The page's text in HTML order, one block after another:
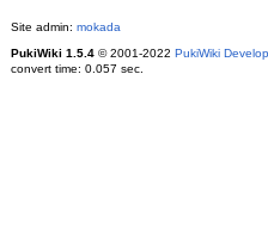
Site admin: mokada
PukiWiki 1.5.4© 2001-2022 PukiWiki
convert time: 0.057 sec.